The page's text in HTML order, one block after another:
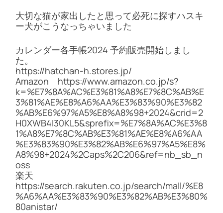
大切な猫が家出したと思って必死に探すハスキ
ー犬がこうなっちゃいました
カレンダー各手帳2024 予約販売開始しまし
た。
https://hatchan-h.stores.jp/
Amazon https://www.amazon.co.jp/s?
k=%E7%8A%AC%E3%81%A8%E7%8C%AB%E
3%81%AE%E8%A6%AA%E3%83%90%E3%82
%AB%E6%97%A5%E8%A8%98+2024&crid=2
H0XWB4I30KL5&sprefix=%E7%8A%AC%E3%8
1%A8%E7%8C%AB%E3%81%AE%E8%A6%AA
%E3%83%90%E3%82%AB%E6%97%A5%E8%
A8%98+2024%2Caps%2C206&ref=nb_sb_n
oss
楽天
https://search.rakuten.co.jp/search/mall/%E8
%A6%AA%E3%83%90%E3%82%AB%E3%80%
80anistar/